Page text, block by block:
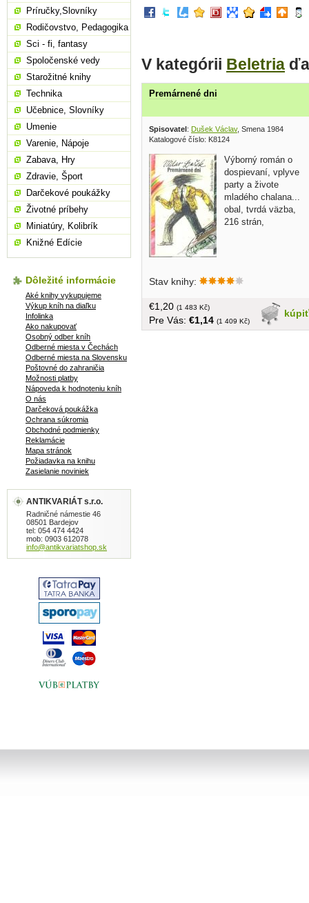
V kategórii Beletria
Premárnené dni
Spisovatel: Dušek Václav, Smena 1984
Katalogové číslo: K8124
Výborný román o
dospievaní, vplyve
party a živote
mladého chalana...
obal, tvrdá väzba,
216 strán,
Stav knihy:
kúpiť
€1,20 (1 483 Kč)
Pre Vás: €1,14 (1 409 Kč)
Príručky,Slovníky
Rodičovstvo, Pedagogika
Sci - fi, fantasy
Spoločenské vedy
Starožitné knihy
Technika
Učebnice, Slovníky
Umenie
Varenie, Nápoje
Zabava, Hry
Zdravie, Šport
Darčekové poukážky
Životné príbehy
Miniatúry, Kolibrík
Knižné Edície
Dôležité informácie
Aké knihy vykupujeme
Výkup kníh na diaľku
Infolinka
Ako nakupovať
Osobný odber kníh
Odberné miesta v Čechách
Odberné miesta na Slovensku
Poštovné do zahraničia
Možnosti platby
Nápoveda k hodnoteniu kníh
O nás
Darčeková poukážka
Ochrana súkromia
Obchodné podmienky
Reklamácie
Mapa stránok
Požiadavka na knihu
Zasielanie noviniek
ANTIKVARIÁT s.r.o.
Radničné námestie 46
08501 Bardejov
tel: 054 474 4424
mob: 0903 612078
info@antikvariatshop.sk